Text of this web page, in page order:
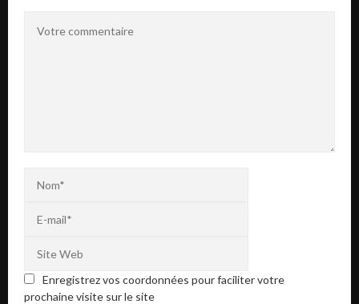
Enregistrez vos coordonnées pour faciliter votre
prochaine visite sur le site